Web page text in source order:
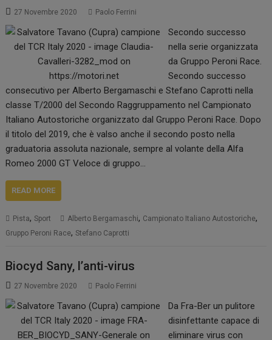
27 Novembre 2020 Paolo Ferrini
Secondo successo
nella serie organizzata
da Gruppo Peroni Race.
Secondo successo
consecutivo per Alberto Bergamaschi e Stefano Caprotti nella
classe T/2000 del Secondo Raggruppamento nel Campionato
Italiano Autostoriche organizzato dal Gruppo Peroni Race. Dopo
il titolo del 2019, che è valso anche il secondo posto nella
graduatoria assoluta nazionale, sempre al volante della Alfa
Romeo 2000 GT Veloce di gruppo…
READ MORE
Pista,Sport Alberto Bergamaschi, Campionato Italiano Autostoriche,
Gruppo Peroni Race,Stefano Caprotti
Biocyd Sany, l’anti-virus
27 Novembre 2020 Paolo Ferrini
Da Fra-Ber un pulitore
disinfettante capace di
eliminare virus con